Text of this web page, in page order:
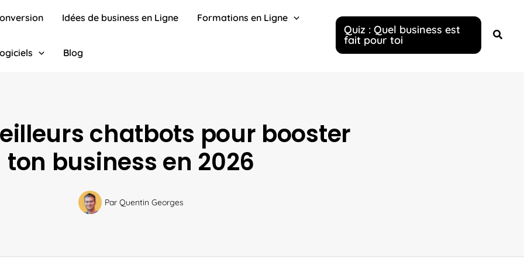
Idées de business en Ligne Formations en Ligne
Blog
Quiz : Quel business est
fait pour toi
chatbots pour booster
ton business en 2026
Par Quentin Georges